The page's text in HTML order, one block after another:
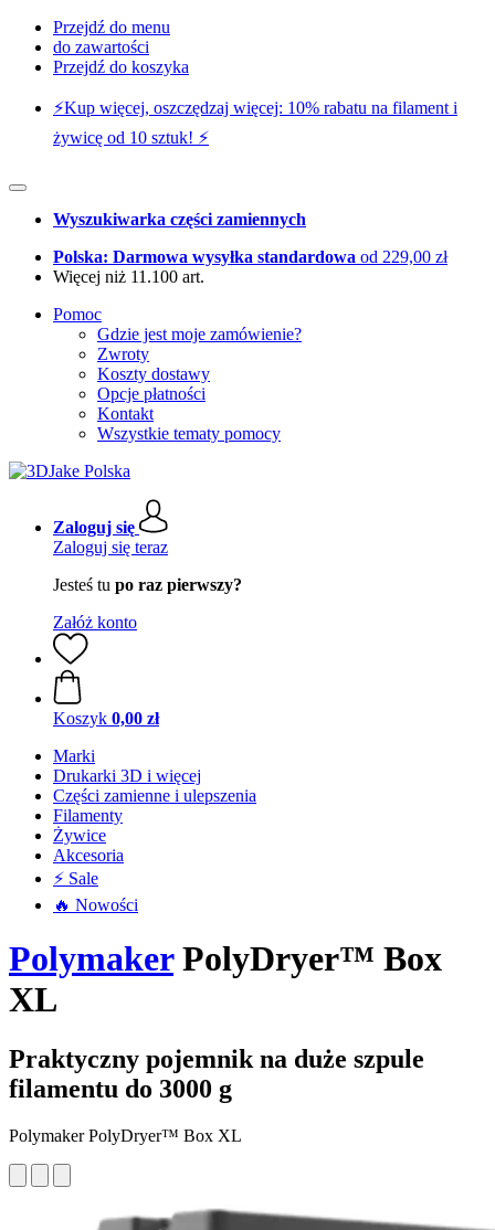
Przejdź do menu
do zawartości
Przejdź do koszyka
⚡️Kup więcej, oszczędzaj więcej: 10% rabatu na filament i
żywicę od 10 sztuk! ⚡️
Wyszukiwarka części zamiennych
Polska: Darmowa wysyłka standardowa od 229,00 zł
Więcej niż 11.100 art.
Pomoc
Gdzie jest moje zamówienie?
Zwroty
Koszty dostawy
Opcje płatności
Kontakt
Wszystkie tematy pomocy
Zaloguj się
Zaloguj się teraz
Jesteś tu po raz pierwszy?
Załóż konto
Koszyk 0,00 zł
Marki
Drukarki 3D i więcej
Części zamienne i ulepszenia
Filamenty
Żywice
Akcesoria
⚡ Sale
🔥 Nowości
PolymakerPolyDryer™ Box
XL
Praktyczny pojemnik na duże szpule
filamentu do 3000 g
Polymaker PolyDryer™ Box XL